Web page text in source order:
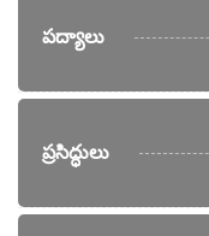
పద్యాలు
ప్రసిద్ధులు